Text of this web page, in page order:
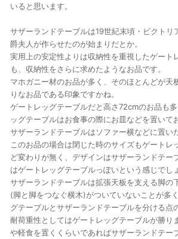
いると思います。
サザーランドテーブルは19世紀末頃・ビクトリ
爵夫人が作らせたのが始まりだとか。
実用上の安定性よりは収納性を重視したゲート
も、収納性をさらに求めたようなお品です。
マホガニー材のお品が多く、そのほとんどが天
りなお品である印象ですかね。
ゲートレッグテーブルだと高さ72cmのお品も
ッグテーブルはお食事の際にお皿などを置いて
サザーランドテーブルはソファー横などに置い
このお品の場合は閉じた時のサイズもゲートレ
ど変わりが無く、デザインはサザーランドテー
はゲートレッグテーブルっぽいという感じでし
サザーランドテーブルは拡張天板を支える脚の
(脚と脚をつなぐ横木)がついていないことが多
グテーブルとサザーランドテーブルを分ける点
耐荷重性としてはゲートレッグテーブルが勝り
や軽食を置くくらいであればサザーランドテー